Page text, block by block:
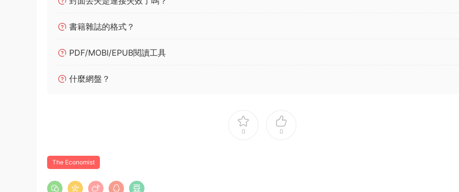
書籍雜誌的格式？
PDF/MOBI/EPUB閱讀工具
什麼網盤？
0 0
The Economist